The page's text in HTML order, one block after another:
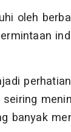
oleh
banyak